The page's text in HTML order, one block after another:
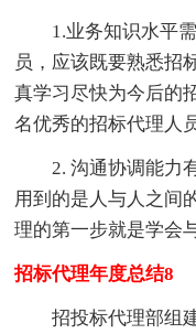
1.业务知识水平需
员，应该既要熟悉招
真学习尽快为今后的
名优秀的招标代理人
2. 沟通协调能力有
用到的是人与人之间
理的第一步就是学会
招标代理年度总结8
招投标代理部组建